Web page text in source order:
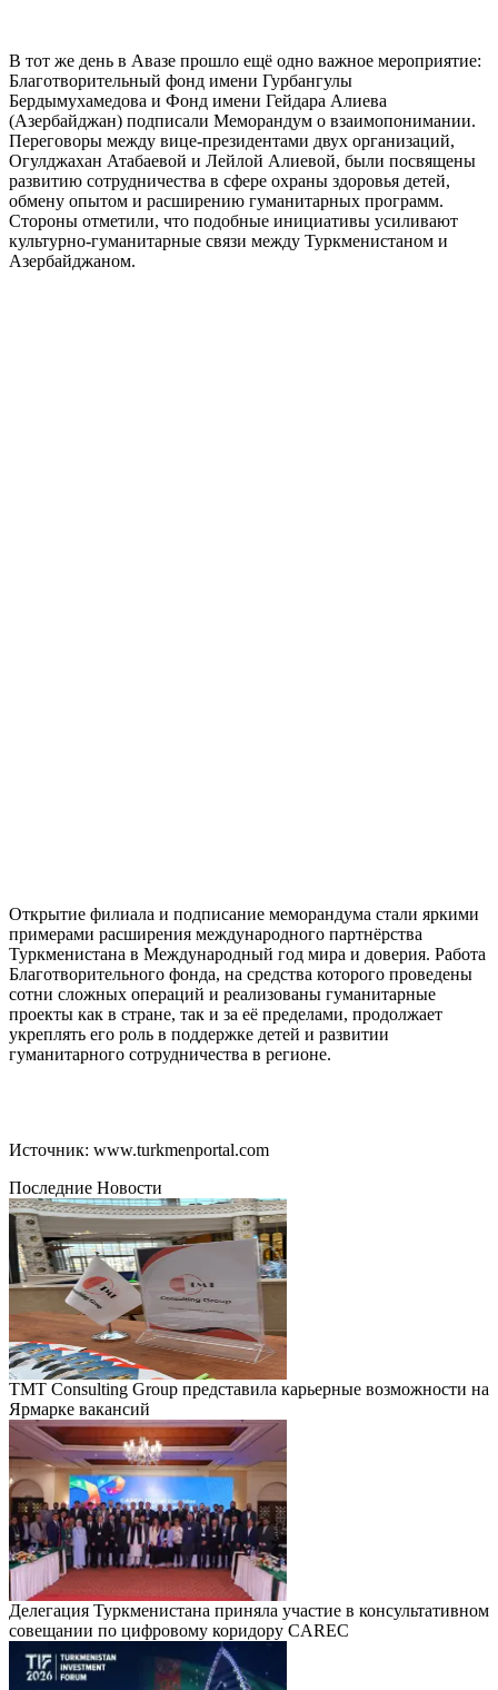
В тот же день в Авазе прошло ещё одно важное мероприятие:
Благотворительный фонд имени Гурбангулы
Бердымухамедова и Фонд имени Гейдара Алиева
(Азербайджан) подписали Меморандум о взаимопонимании.
Переговоры между вице-президентами двух организаций,
Огулджахан Атабаевой и Лейлой Алиевой, были посвящены
развитию сотрудничества в сфере охраны здоровья детей,
обмену опытом и расширению гуманитарных программ.
Стороны отметили, что подобные инициативы усиливают
культурно-гуманитарные связи между Туркменистаном и
Азербайджаном.
Открытие филиала и подписание меморандума стали яркими
примерами расширения международного партнёрства
Туркменистана в Международный год мира и доверия. Работа
Благотворительного фонда, на средства которого проведены
сотни сложных операций и реализованы гуманитарные
проекты как в стране, так и за её пределами, продолжает
укреплять его роль в поддержке детей и развитии
гуманитарного сотрудничества в регионе.
Источник: www.turkmenportal.com
Последние Новости
TMT Consulting Group представила карьерные возможности на
Ярмарке вакансий
Делегация Туркменистана приняла участие в консультативном
совещании по цифровому коридору CAREC